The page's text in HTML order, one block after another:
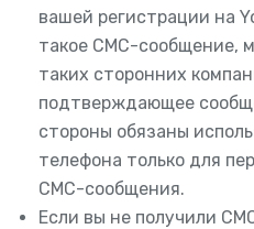
вашей регистрации на
такое СМС-сообщение,
таких сторонних
подтверждающее
стороны обязаны
телефона только для
СМС-сообщения.
Если вы не получили